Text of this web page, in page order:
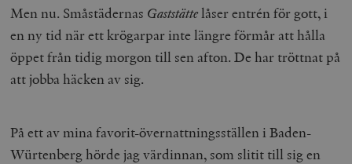
Men nu. Småstädernas Gaststättelåser entrén för gott, i
en ny tid när ett krögarpar inte längre förmår att hålla
öppet från tidig morgon till sen afton. De har tröttnat på
att jobba häcken av sig.
På ett av mina favorit-övernattningsställen i Baden-
Würtenberg hörde jag värdinnan, som slitit till sig en